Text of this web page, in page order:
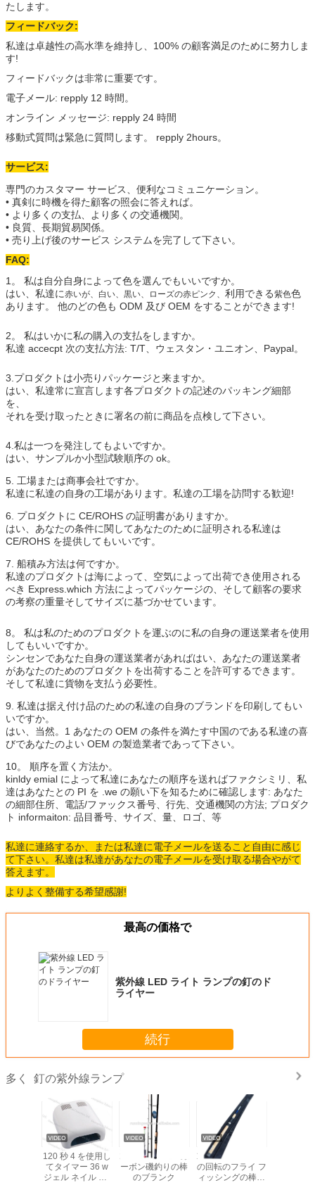
たします。
フィードバック:
私達は卓越性の高水準を維持し、100% の顧客満足のために努力しま
す!
フィードバックは非常に重要です。
電子メール: repply 12 時間。
オンライン メッセージ: repply 24 時間
移動式質問は緊急に質問します。 repply 2hours。
サービス:
専門のカスタマー サービス、便利なコミュニケーション。
• 真剣に時機を得た顧客の照会に答えれば。
• より多くの支払、より多くの交通機関。
• 良質、長期貿易関係。
• 売り上げ後のサービス システムを完了して下さい。
FAQ:
1。 私は自分自身によって色を選んでもいいですか。
はい、私達に赤いが、白い、黒い、ローズの赤ピンク、 利用できる紫色色
あります。 他のどの色も ODM 及び OEM をすることができます!
2。 私はいかに私の購入の支払をしますか。
私達 accecpt 次の支払方法: T/T、ウェスタン・ユニオン、Paypal。
3.プロダクトは小売りパッケージと来ますか。
はい、私達常に宣言します各プロダクトの記述のパッキング細部
を、
それを受け取ったときに署名の前に商品を点検して下さい。
4.私は一つを発注してもよいですか。
はい、サンプルか小型試験順序の ok。
5. 工場または商事会社ですか。
私達に私達の自身の工場があります。私達の工場を訪問する歓迎!
6. プロダクトに CE/ROHS の証明書がありますか。
はい、あなたの条件に関してあなたのために証明される私達は
CE/ROHS を提供してもいいです。
7. 船積み方法は何ですか。
私達のプロダクトは海によって、空気によって出荷でき使用される
べき Express.which 方法によってパッケージの、そして顧客の要求
の考察の重量そしてサイズに基づかせています。
8。 私は私のためのプロダクトを運ぶのに私の自身の運送業者を使用
してもいいですか。
シンセンであなた自身の運送業者があればはい、あなたの運送業者
があなたのためのプロダクトを出荷することを許可するできます。
そして私達に貨物を支払う必要性。
9. 私達は据え付け品のための私達の自身のブランドを印刷してもい
いですか。
はい、当然。1 あなたの OEM の条件を満たす中国のである私達の喜
びであなたのよい OEM の製造業者であって下さい。
10。 順序を置く方法か。
kinldy emial によって私達にあなたの順序を送ればファクシミリ、私
達はあなたとの PI を .we の願い下を知るために確認します: あなた
の細部住所、電話/ファックス番号、行先、交通機関の方法; プロダク
ト informaiton: 品目番号、サイズ、量、ロゴ、等
私達に連絡するか、または私達に電子メールを送ること自由に感じ
て下さい。私達は私達があなたの電子メールを受け取る場合やがて
答えます。
よりよく整備する希望感謝!
最高の価格で
紫外線 LED ライト ランプの釘のド
ライヤー
続行
多く 釘の紫外線ランプ
120 秒 4 を使用し
てタイマー 36 w
ジェル ネイル UV
2.7M-3.9M 99%カ
ーボン磯釣りの棒
のブランク
1.8M.2.1M.2.4M.2.7M.3.0M
の回転のフライ フ
ィッシングの棒カ